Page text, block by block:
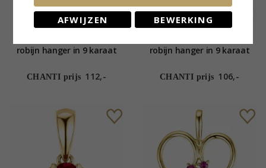
robijn hanger in 9 karaat
CHANTI prijs 112,-
robijn hanger in 9 karaat
CHANTI prijs 106,-
AFWIJZEN BEWERKING